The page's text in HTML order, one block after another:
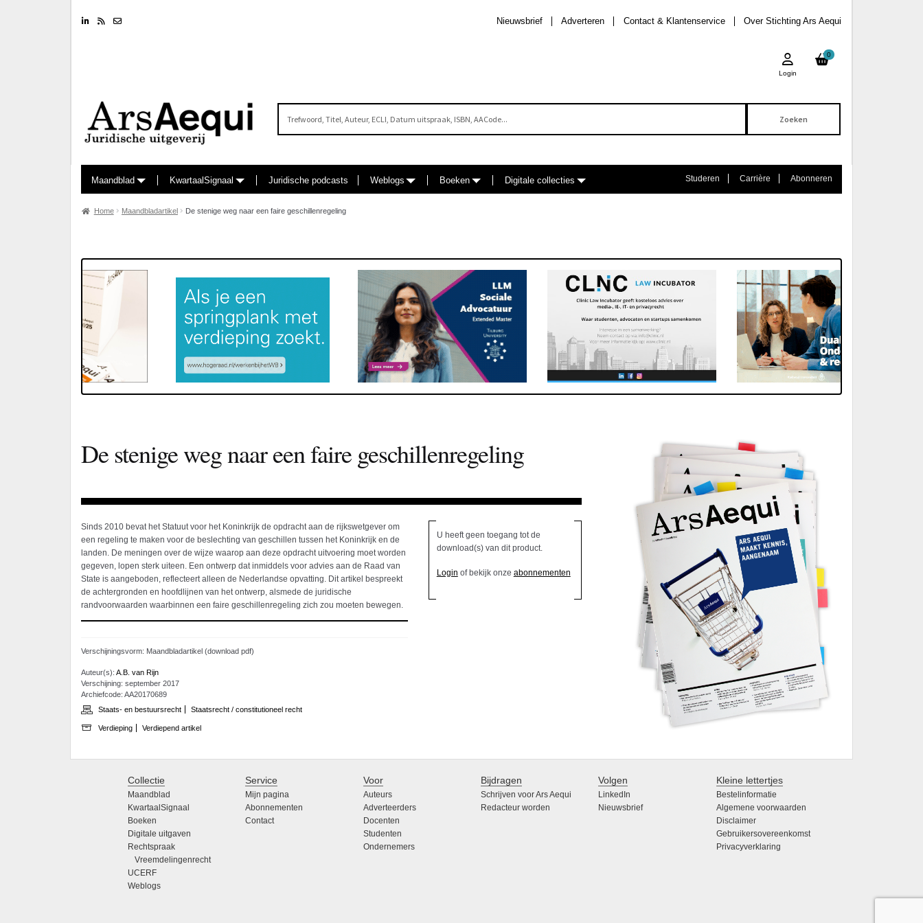
LinkedinRSS feed Over Stichting Ars Aequi
Contact & Klantenservice
Adverteren
Nieuwsbrief
0
Login
Maandblad KwartaalSignaal Juridische podcasts Weblogs Boeken Digitale collecties Studeren Carrière Abonneren
Home Maandbladartikel De stenige weg naar een faire geschillenregeling
De stenige weg naar een faire geschillenregeling
Sinds 2010 bevat het Statuut voor het Koninkrijk de opdracht aan de rijkswetgever om
een regeling te maken voor de beslechting van geschillen tussen het Koninkrijk en de
landen. De meningen over de wijze waarop aan deze opdracht uitvoering moet worden
gegeven, lopen sterk uiteen. Een ontwerp dat inmiddels voor advies aan de Raad van
State is aangeboden, reflecteert alleen de Nederlandse opvatting. Dit artikel bespreekt
de achtergronden en hoofdlijnen van het ontwerp, alsmede de juridische
randvoorwaarden waarbinnen een faire geschillenregeling zich zou moeten bewegen.
Verschijningsvorm: Maandbladartikel (download pdf)
Auteur(s): A.B. van Rijn
Verschijning: september 2017
Archiefcode: AA20170689
Staats- en bestuursrecht
Staatsrecht / constitutioneel recht
Verdieping Verdiepend artikel
U heeft geen toegang tot de
download(s) van dit product.
Login of bekijk onze abonnementen
Collectie
Maandblad
KwartaalSignaal
Boeken
Digitale uitgaven
Rechtspraak
Vreemdelingenrecht
UCERF
Weblogs
Service
Mijn pagina
Abonnementen
Contact
Voor
Auteurs
Adverteerders
Docenten
Studenten
Ondernemers
Bijdragen
Schrijven voor Ars Aequi
Redacteur worden
Volgen
LinkedIn
Nieuwsbrief
Kleine lettertjes
Bestelinformatie
Algemene voorwaarden
Disclaimer
Gebruikersovereenkomst
Privacyverklaring